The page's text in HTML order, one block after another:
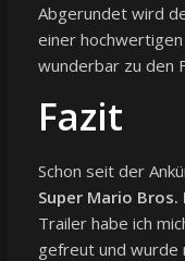
Abgerundet wird
einer
wunderbar zu den
Fazit
Schon seit der
Super Mario Bros.
Trailer habe ich
gefreut und wurde